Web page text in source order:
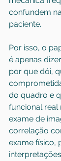
confundem
paciente.
Por isso, o
é apenas
por que dói,
do quadro e
funcional real
exame de
correlação
exame físico,